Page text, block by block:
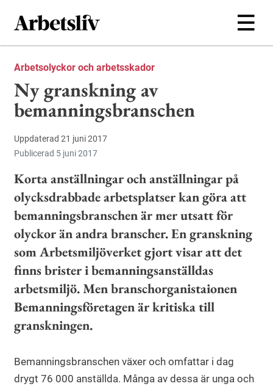
Hoppa till huvudinnehållet
Arbetsolyckor och arbetsskador
Ny granskning av
bemanningsbranschen
Uppdaterad 21 juni 2017
Publicerad 5 juni 2017
Korta anställningar och anställningar på
olycksdrabbade arbetsplatser kan göra att
bemanningsbranschen är mer utsatt för
olyckor än andra branscher. En granskning
som Arbetsmiljöverket gjort visar att det
finns brister i bemanningsanställdas
arbetsmiljö. Men branschorganistaionen
Bemanningsföretagen är kritiska till
granskningen.
Bemanningsbranschen växer och omfattar i dag
drygt 76 000 anställda. Många av dessa är unga och